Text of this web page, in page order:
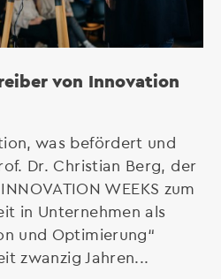
von Innovation
was befördert und
Dr. Christian Berg, der
WEEKS zum
in Unternehmen als
und Optimierung“
zwanzig Jahren...